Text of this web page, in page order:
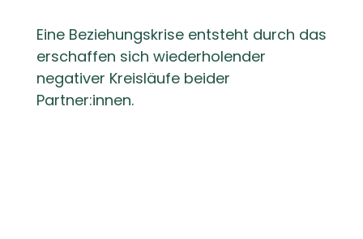
Eine Beziehungskrise entsteht durch das
erschaffen sich wiederholender
negativer Kreisläufe beider
Partner:innen.